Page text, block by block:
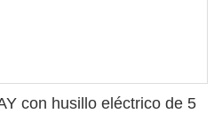
con husillo eléctrico de 5